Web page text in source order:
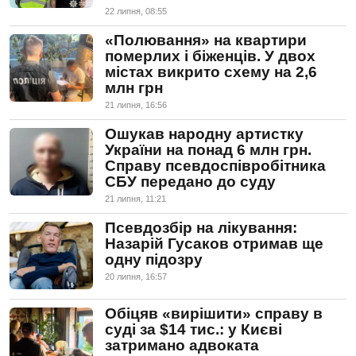
22 липня, 08:55
«Полювання» на квартири
померлих і біженців. У двох
містах викрито схему на 2,6
млн грн
21 липня, 16:56
Ошукав народну артистку
України на понад 6 млн грн.
Справу псевдоспівробітника
СБУ передано до суду
21 липня, 11:21
Псевдозбір на лікування:
Назарій Гусаков отримав ще
одну підозру
20 липня, 16:57
Обіцяв «вирішити» справу в
суді за $14 тис.: у Києві
затримано адвоката